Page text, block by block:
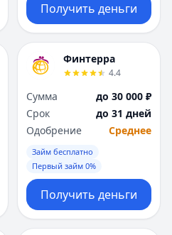
Получить деньги
Финтерра
4.4
Сумма
до 30 000 ₽
Срок
до 31 дней
Одобрение
Среднее
Займ бесплатно
Первый займ 0%
Получить деньги